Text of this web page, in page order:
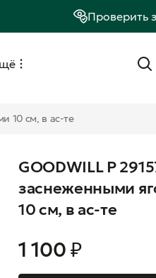
Проверить
10 см, в ас-те
GOODWILL P
заснеженными
10 см, в ас-те
1 100 ₽